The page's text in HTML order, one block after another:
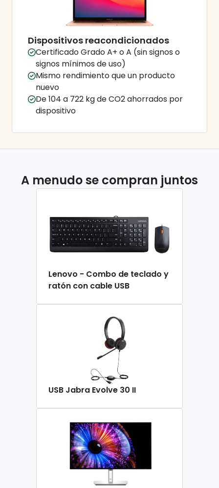
Dispositivos reacondicionados
Certificado Grado A+ o A (sin signos o
signos mínimos de uso)
Mismo rendimiento que un producto
nuevo
De 104 a 722 kg de CO2 ahorrados por
dispositivo
A menudo se compran juntos
Lenovo - Combo de teclado y
ratón con cable USB
USB Jabra Evolve 30 II